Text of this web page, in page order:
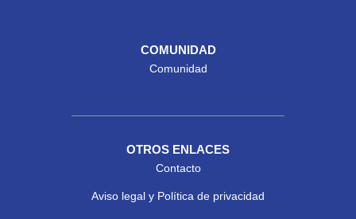
COMUNIDAD
Comunidad
OTROS ENLACES
Contacto
Aviso legal y Política de privacidad